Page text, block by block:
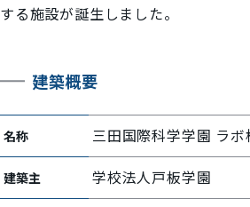
する施設が誕生しました。
建築概要
名称 三田国際科学学園 ラボ
建築主 学校法人戸板学園